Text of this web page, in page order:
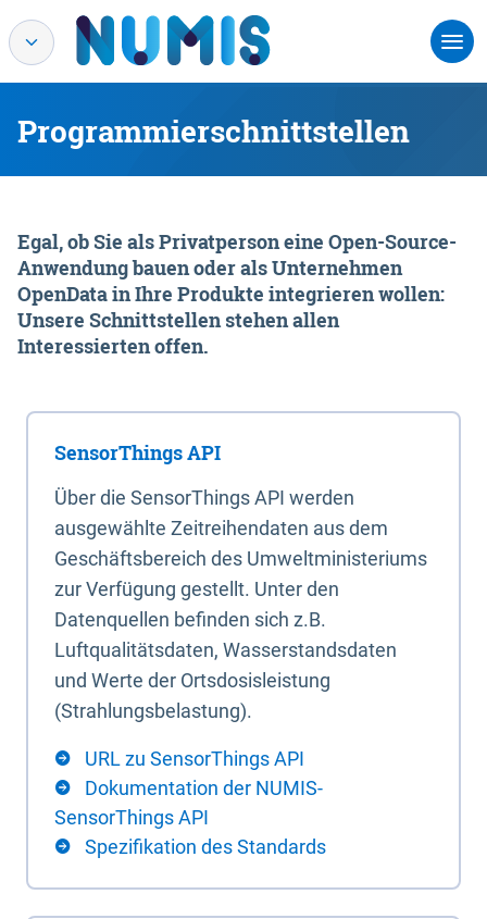
Programmierschnittstellen
Egal, ob Sie als Privatperson eine Open-Source-
Anwendung bauen oder als Unternehmen
OpenData in Ihre Produkte integrieren wollen:
Unsere Schnittstellen stehen allen
Interessierten offen.
SensorThings API
Über die SensorThings API werden
ausgewählte Zeitreihendaten aus dem
Geschäftsbereich des Umweltministeriums
zur Verfügung gestellt. Unter den
Datenquellen befinden sich z.B.
Luftqualitätsdaten, Wasserstandsdaten
und Werte der Ortsdosisleistung
(Strahlungsbelastung).
URL zu SensorThings API
Dokumentation der NUMIS-
SensorThings API
Spezifikation des Standards